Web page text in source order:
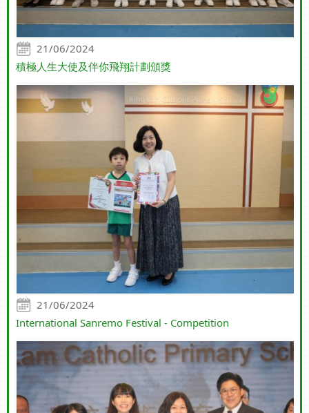
21/06/2024
積極人生大使及伴你飛翔計劃頒獎
21/06/2024
International Sanremo Festival - Competition